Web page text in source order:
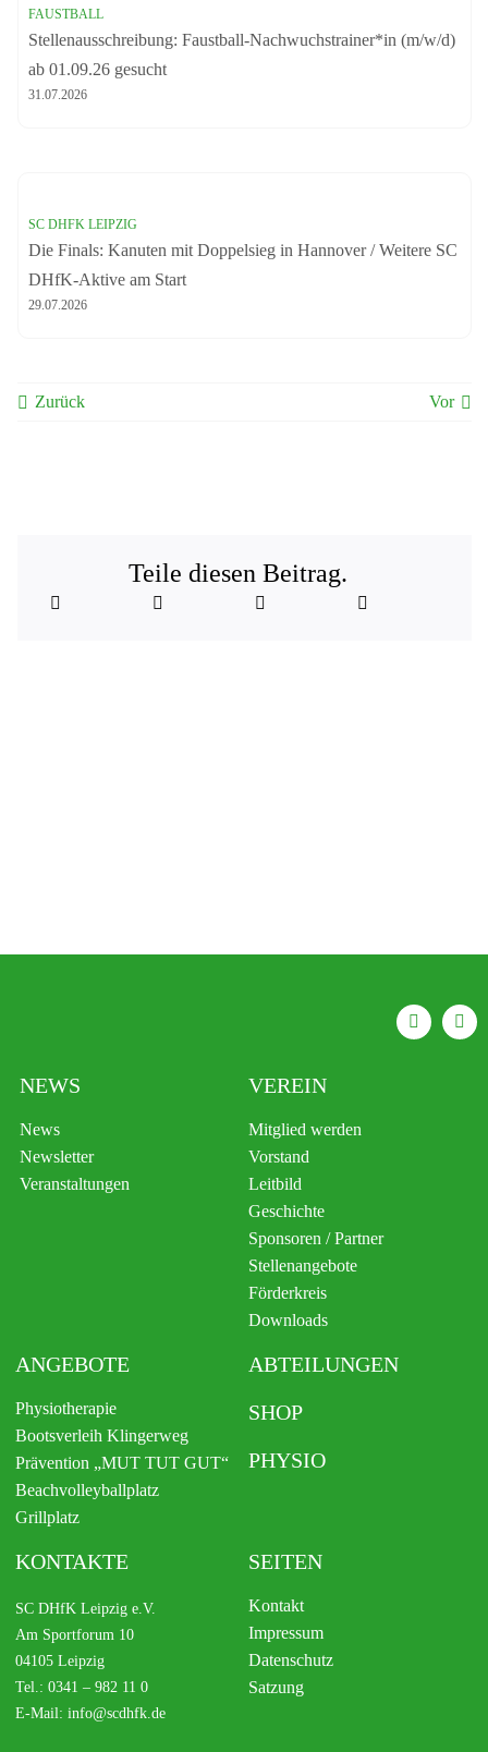
FAUSTBALL
Stellenausschreibung: Faustball-Nachwuchstrainer*in (m/w/d)
ab 01.09.26 gesucht
31.07.2026
SC DHFK LEIPZIG
Die Finals: Kanuten mit Doppelsieg in Hannover / Weitere SC
DHfK-Aktive am Start
29.07.2026
Zurück Vor
Teile diesen Beitrag.
NEWS
News
Newsletter
Veranstaltungen
VEREIN
Mitglied werden
Vorstand
Leitbild
Geschichte
Sponsoren / Partner
Stellenangebote
Förderkreis
Downloads
ANGEBOTE
Physiotherapie
Bootsverleih Klingerweg
Prävention „MUT TUT GUT“
Beachvolleyballplatz
Grillplatz
ABTEILUNGEN
SHOP
PHYSIO
KONTAKTE
SC DHfK Leipzig e.V.
Am Sportforum 10
04105 Leipzig
Tel.: 0341 – 982 11 0
E-Mail: info@scdhfk.de
SEITEN
Kontakt
Impressum
Datenschutz
Satzung